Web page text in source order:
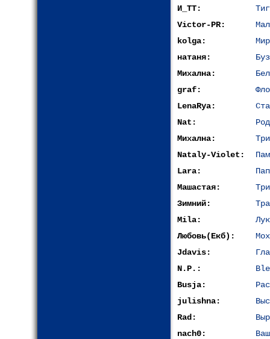
И_ТТ:
Victor-PR:
kolga:
натаня:
Михална:
graf:
LenaRya:
Nat:
Михална:
Nataly-Violet:
Lara:
Машастая:
Зимний:
Mila:
Любовь(Екб):
Jdavis:
N.P.:
Busja:
julishna:
Rad:
nach0: